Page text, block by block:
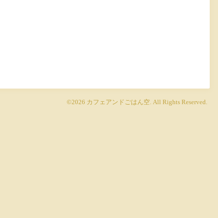
©2026 カフェアンドごはん空. All Rights Reserved.